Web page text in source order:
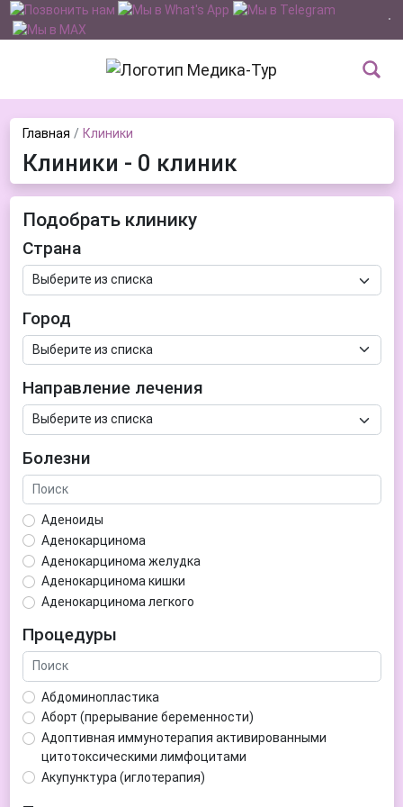
Главная Клиники
Клиники - 0 клиник
Подобрать клинику
Страна
Город
Направление лечения
Болезни
Аденоиды
Аденокарцинома
Аденокарцинома желудка
Аденокарцинома кишки
Аденокарцинома легкого
Аденома гипофиза
Аденома простаты
Аденома щитовидной железы
Аденомиоз
Адентия
Азооспермия
Акне (угри)
Алкоголизм
Процедуры
Абдоминопластика
Аборт (прерывание беременности)
Адоптивная иммунотерапия активированными
цитотоксическими лимфоцитами
Акупунктура (иглотерапия)